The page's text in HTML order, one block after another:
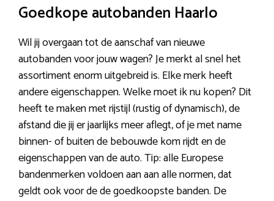
Goedkope autobanden Haarlo
Wil jij overgaan tot de aanschaf van nieuwe
autobanden voor jouw wagen? Je merkt al snel het
assortiment enorm uitgebreid is. Elke merk heeft
andere eigenschappen. Welke moet ik nu kopen? Dit
heeft te maken met rijstijl (rustig of dynamisch), de
afstand die jij er jaarlijks meer aflegt, of je met name
binnen- of buiten de bebouwde kom rijdt en de
eigenschappen van de auto. Tip: alle Europese
bandenmerken voldoen aan aan alle normen, dat
geldt ook voor de de goedkoopste banden. De